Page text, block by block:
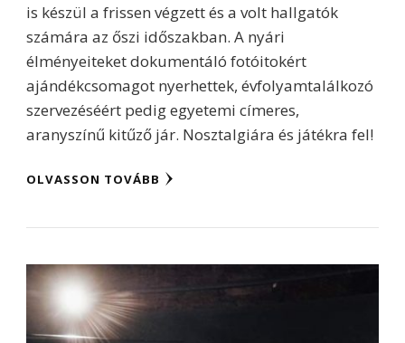
is készül a frissen végzett és a volt hallgatók
számára az őszi időszakban. A nyári
élményeiteket dokumentáló fotóitokért
ajándékcsomagot nyerhettek, évfolyamtalálkozó
szervezéséért pedig egyetemi címeres,
aranyszínű kitűző jár. Nosztalgiára és játékra fel!
OLVASSON TOVÁBB